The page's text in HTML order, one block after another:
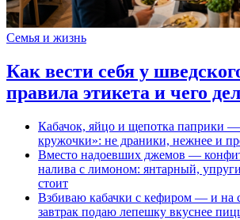
Семья и жизнь
Как вести себя у
правила этикета и чего
Кабачок, яйцо и щепотка паприки
кружочки»: не драники, нежнее и
Вместо надоевших джемов —
налива с лимоном: янтарный,
стоит
Взбиваю кабачки с кефиром — и на
завтрак подаю лепешку вкуснее